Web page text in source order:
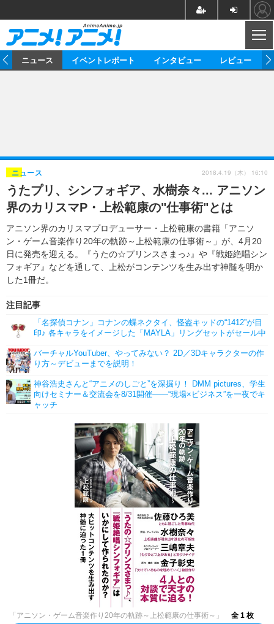
ゲーム グッズ
イベント 海外
海外イベント ビジネス
俳優・タレント アーティスト
ビジネス
アニメ 実写
イベント
ゲーム 座談会
動画
アニメ！アニメ！TV ABEMA Cafe
ニュース イベントレポート インタビュー レビュー
うたプリ、シンフォギア、水樹奈々... アニソン
界のカリスマP・上松範康の"仕事術"とは
アニソン界のカリスマプロデューサー・上松範康の書籍「アニソ
ン・ゲーム音楽作り20年の軌跡～上松範康の仕事術～」が、4月20
日に発売を迎える。『うたの☆プリンスさまっ♪』や『戦姫絶唱シン
フォギア』などを通して、上松がコンテンツを生み出す神髄を明か
した1冊だ。
ニュース
注目記事
「名探偵コナン」コナンの蝶ネクタイ、怪盗キッドの“1412”が目
印♪ 各キャラをイメージした「MAYLA」リングセットがセール中
バーチャルYouTuber、やってみない？ 2D／3Dキャラクターの作
り方～デビューまでを説明！
神谷浩史さんと“アニメのしごと”を深掘り！ DMM pictures、学生
向けセミナー＆交流会を8/31開催――“現場×ビジネス”を一夜でキ
ャッチ
2018.4.19（木） 16:10
「アニソン・ゲーム音楽作り20年の軌跡～上松範康の仕事術～」 全 1 枚